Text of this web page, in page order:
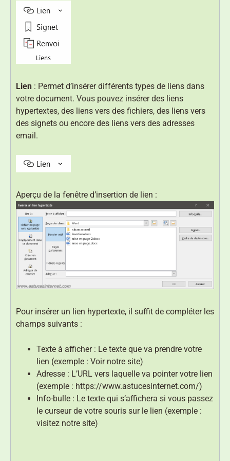
Lien : Permet d’insérer différents types de liens dans
votre document. Vous pouvez insérer des liens
hypertextes, des liens vers des fichiers, des liens vers
des signets ou encore des liens vers des adresses
email.
Aperçu de la fenêtre d’insertion de lien :
Pour insérer un lien hypertexte, il suffit de compléter les
champs suivants :
Texte à afficher : Le texte que va prendre votre
lien (exemple : Voir notre site)
Adresse : L’URL vers laquelle va pointer votre lien
(exemple : https://www.astucesinternet.com/)
Info-bulle : Le texte qui s’affichera si vous passez
le curseur de votre souris sur le lien (exemple :
visitez notre site)